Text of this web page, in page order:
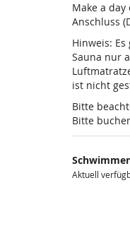
Make a
Anschluss
Hinweis:
Sauna nur
ist nicht
Bitte
Bitte
Aktuell